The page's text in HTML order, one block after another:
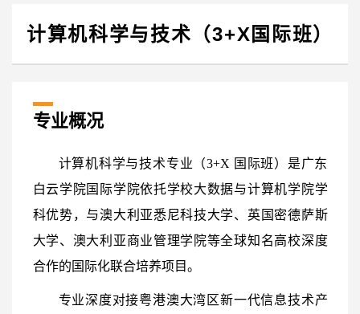
计算机科学与技术（3+X国际班）
专业概况
计算机科学与技术专业（3+X 国际班）是广东
白云学院国际学院依托学校大数据与计算机学院学
科优势，与澳大利亚悉尼科技大学、英国密德萨斯
大学、澳大利亚商业管理学院等全球知名高校深度
合作的国际化联合培养项目。
专业深度对接粤港澳大湾区新一代信息技术产